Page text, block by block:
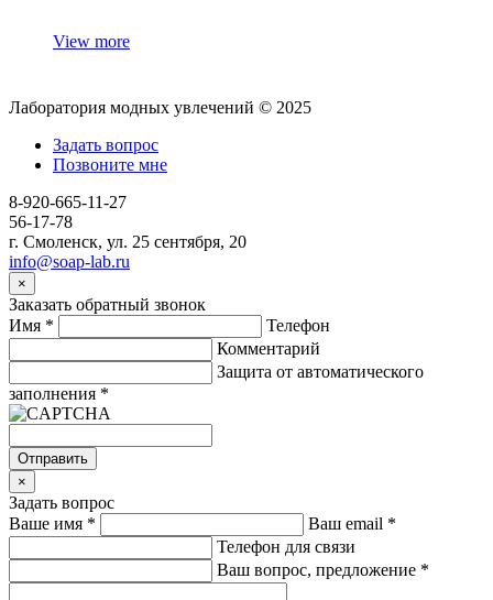
View more
Лаборатория модных увлечений © 2025
Задать вопрос
Позвоните мне
8-920-665-11-27
56-17-78
г. Смоленск, ул. 25 сентября, 20
info@soap-lab.ru
×
Заказать обратный звонок
Имя *
Телефон
Комментарий
Защита от автоматического
заполнения *
Отправить
×
Задать вопрос
Ваше имя * Ваш email *
Телефон для связи
Ваш вопрос, предложение *